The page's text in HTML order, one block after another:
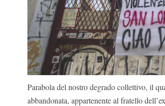
Parabola del nostro degrado collettivo, il
abbandonata, appartenente al fratello